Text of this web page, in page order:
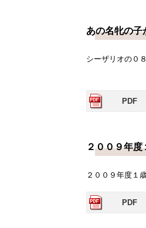
あの名牝の子
シーザリオの０
PDF
２００９年
２００９年度１
PDF